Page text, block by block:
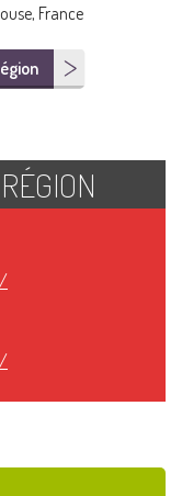
France